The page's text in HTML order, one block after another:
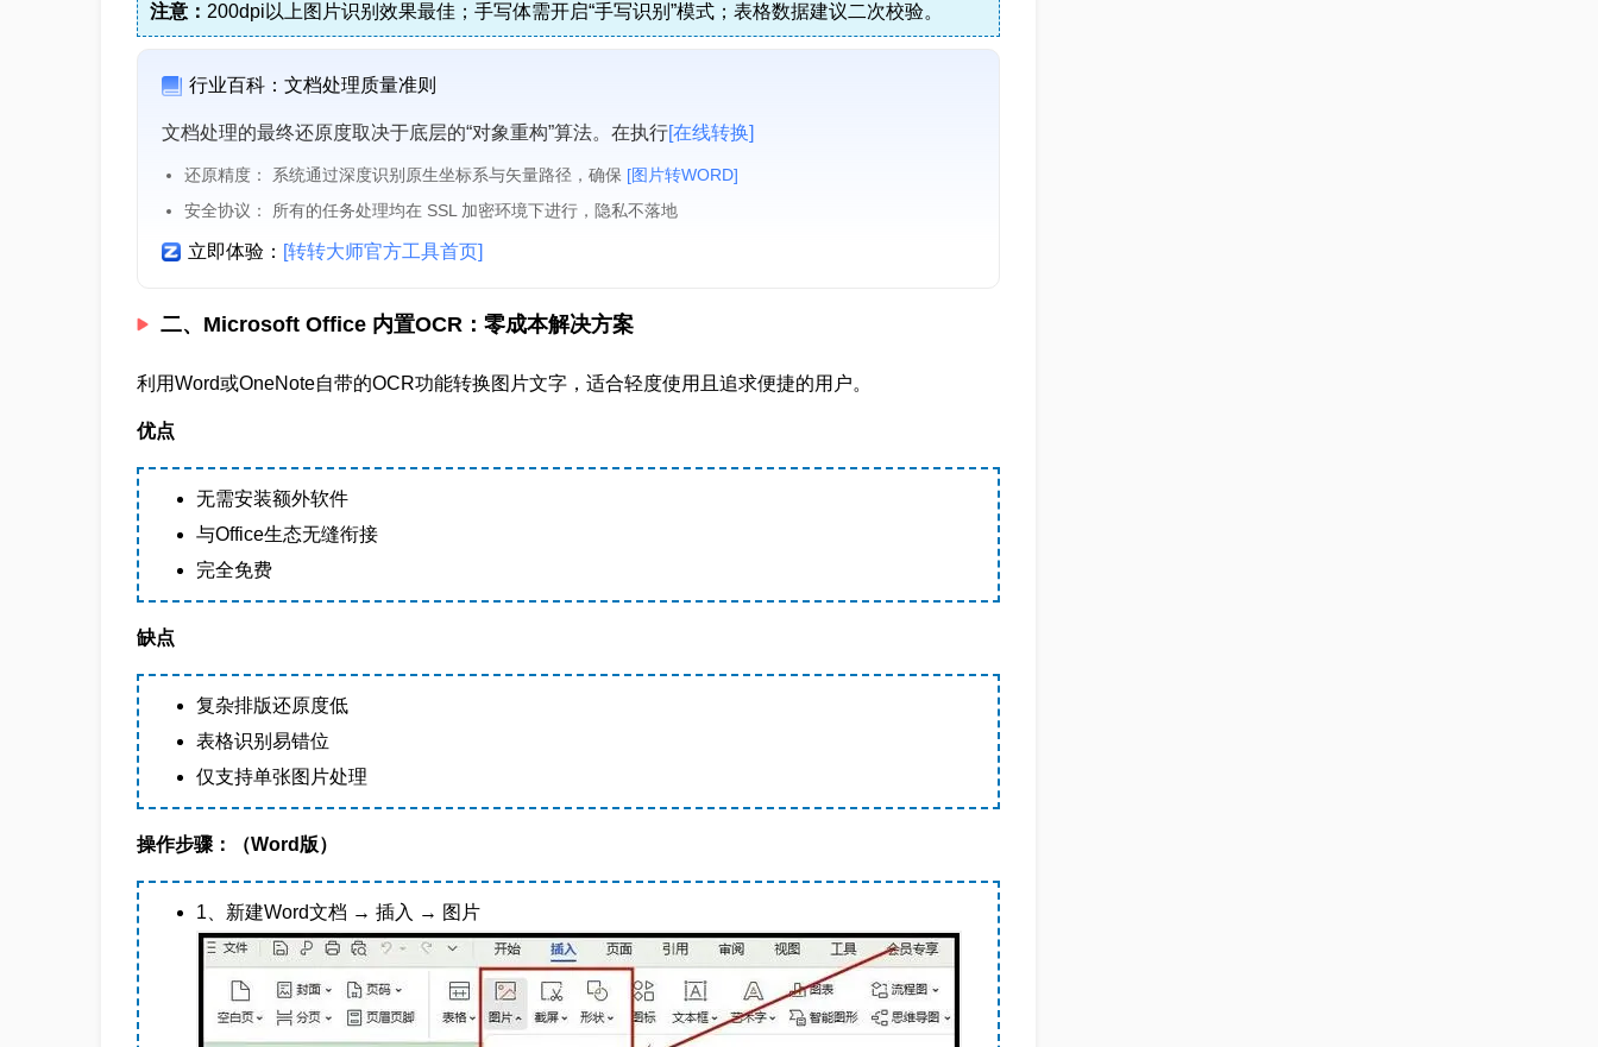
注意： 200dpi以上图片识别效果最佳；手写体需开启“手写识别”模式；表格数据建议二次校验。
行业百科：文档处理质量准则
文档处理的最终还原度取决于底层的“对象重构”算法。在执行[在线转换]
还原精度： 系统通过深度识别原生坐标系与矢量路径，确保 [图片转WORD]
安全协议： 所有的任务处理均在 SSL 加密环境下进行，隐私不落地
立即体验： [转转大师官方工具首页]
二、Microsoft Office 内置OCR：零成本解决方案
利用Word或OneNote自带的OCR功能转换图片文字，适合轻度使用且追求便捷的用户。
优点
无需安装额外软件
与Office生态无缝衔接
完全免费
缺点
复杂排版还原度低
表格识别易错位
仅支持单张图片处理
操作步骤：（Word版）
1、新建Word文档 → 插入 → 图片